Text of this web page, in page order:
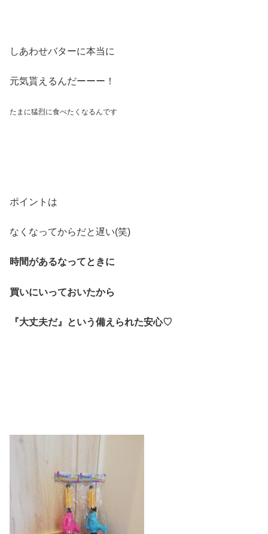
しあわせバターに本当に
元気貰えるんだーーー！
たまに猛烈に食べたくなるんです
ポイントは
なくなってからだと遅い(笑)
時間があるなってときに
買いにいっておいたから
『大丈夫だ』という備えられた安心♡